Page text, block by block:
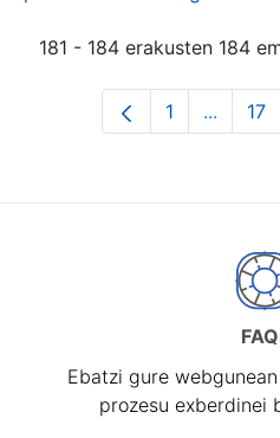
181 - 184 erakusten 184
Orrialdea
1 ... 17
Ebatzi gure
prozesu exberdinei